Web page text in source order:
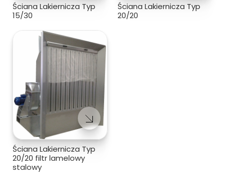
Ściana Lakiernicza Typ
15/30
Ściana Lakiernicza Typ
20/20
Ściana Lakiernicza Typ
20/20 filtr lamelowy
stalowy